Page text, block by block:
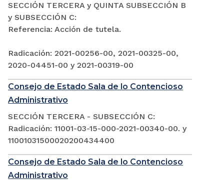
SECCIÓN TERCERA y QUINTA SUBSECCIÓN B
y SUBSECCIÓN C:
Referencia: Acción de tutela.
Radicación: 2021-00256-00, 2021-00325-00,
2020-04451-00 y 2021-00319-00
Consejo de Estado Sala de lo Contencioso
Administrativo
SECCIÓN TERCERA - SUBSECCIÓN C:
Radicación: 11001-03-15-000-2021-00340-00. y
11001031500020200434400
Consejo de Estado Sala de lo Contencioso
Administrativo